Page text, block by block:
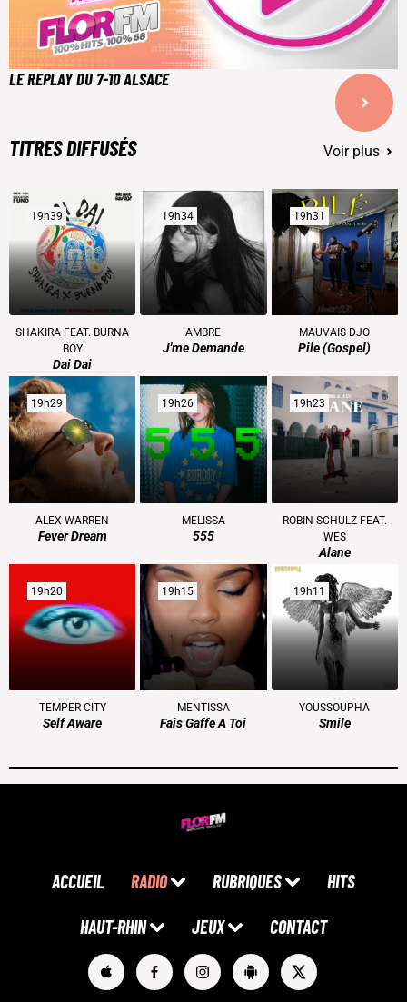
LE REPLAY DU 7-10 ALSACE
TITRES DIFFUSÉS Voir plus
19h39
19h39
SHAKIRA FEAT. BURNA
BOY
Dai Dai
19h34
19h34
AMBRE
J'me Demande
19h31
19h31
MAUVAIS DJO
Pile (gospel)
19h29
19h29
ALEX WARREN
Fever Dream
19h26
19h26
MELISSA
555
19h23
19h23
ROBIN SCHULZ FEAT.
WES
Alane
19h20
19h20
TEMPER CITY
Self Aware
19h15
19h15
MENTISSA
Fais Gaffe A Toi
19h11
19h11
YOUSSOUPHA
Smile
ACCUEIL RADIO RUBRIQUES HITS
HAUT-RHIN JEUX CONTACT